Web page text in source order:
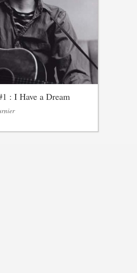
: I Have a Dream